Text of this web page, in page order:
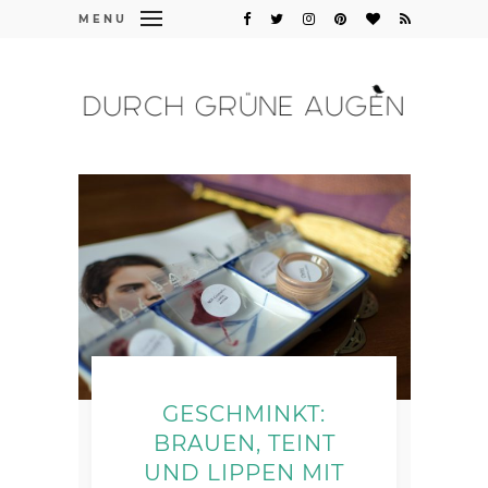
MENU
GESCHMINKT:
BRAUEN, TEINT
UND LIPPEN MIT